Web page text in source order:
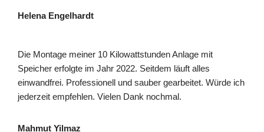
Helena Engelhardt
Die Montage meiner 10 Kilowattstunden Anlage mit
Speicher erfolgte im Jahr 2022. Seitdem läuft alles
einwandfrei. Professionell und sauber gearbeitet. Würde ich
jederzeit empfehlen. Vielen Dank nochmal.
Mahmut Yilmaz